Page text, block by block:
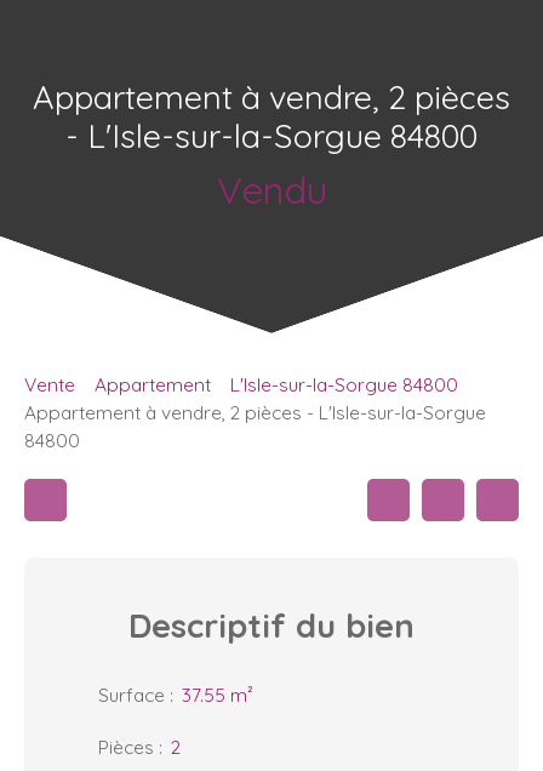
Appartement à vendre, 2 pièces
- L'Isle-sur-la-Sorgue 84800
Vendu
Vente Appartement
L'Isle-sur-la-Sorgue 84800
Appartement à vendre, 2 pièces - L'Isle-sur-la-Sorgue
84800
Descriptif du bien
Surface : 37.55 m²
Pièces : 2